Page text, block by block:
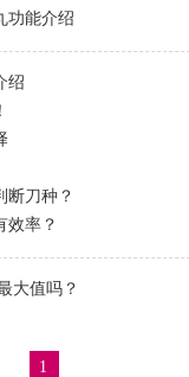
功能介绍
绍
断刀种？
效率？
大值吗？
1